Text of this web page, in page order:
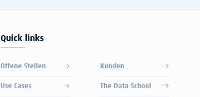
Quick links
Offene Stellen Kunden
Use Cases The Data School